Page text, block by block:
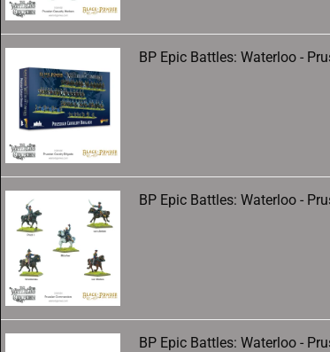
BP Epic Battles: Waterloo -
BP Epic Battles: Waterloo -
BP Epic Battles: Waterloo -